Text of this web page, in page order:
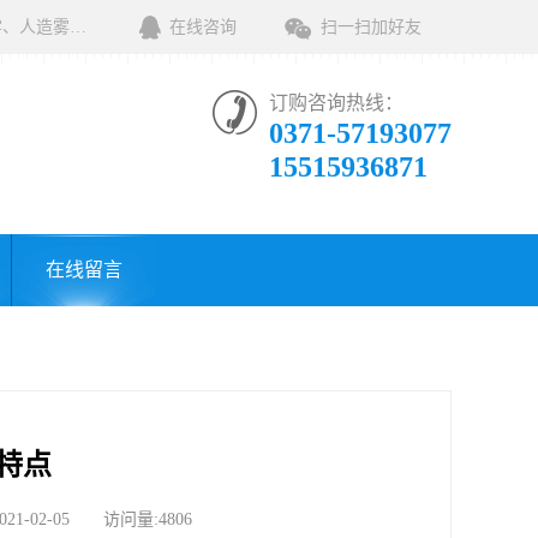
河南绿森环保科技有限公司一家专业销售环保清洁设备及相关用品的公司，产品包括：音乐喷泉、雾森系统、人造雾设备、景观人造雾、人造雾系统、小区喷雾设备、高压喷雾降尘设备、料仓喷雾除尘系统、喷雾降温加湿设备、郑州喷雾消毒设备，等八大系列上百个品种。 在线咨询 扫一扫加好友
订购咨询热线：
0371-57193077
15515936871
在线留言
点
02-05 访问量:4806